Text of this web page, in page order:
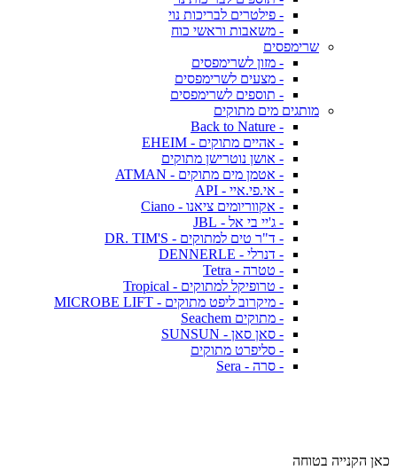
- פילטרים לבריכות נוי
- משאבות וראשי כוח
שרימפסים
- מזון לשרימפסים
- מצעים לשרימפסים
- תוספים לשרימפסים
מותגים מים מתוקים
- Back to Nature
- אהיים מתוקים - EHEIM
- אושן נוטרישן מתוקים
- אטמן מים מתוקים - ATMAN
- אי.פי.איי - API
- אקווריומים ציאנו - Ciano
- ג'יי בי אל - JBL
- ד"ר טים למתוקים - DR. TIM'S
- דנרלי - DENNERLE
- טטרה - Tetra
- טרופיקל למתוקים - Tropical
- מיקרוב ליפט מתוקים - MICROBE LIFT
- מתוקים Seachem
- סאן סאן - SUNSUN
- סליפרט מתוקים
- סרה - Sera
כאן הקנייה בטוחה